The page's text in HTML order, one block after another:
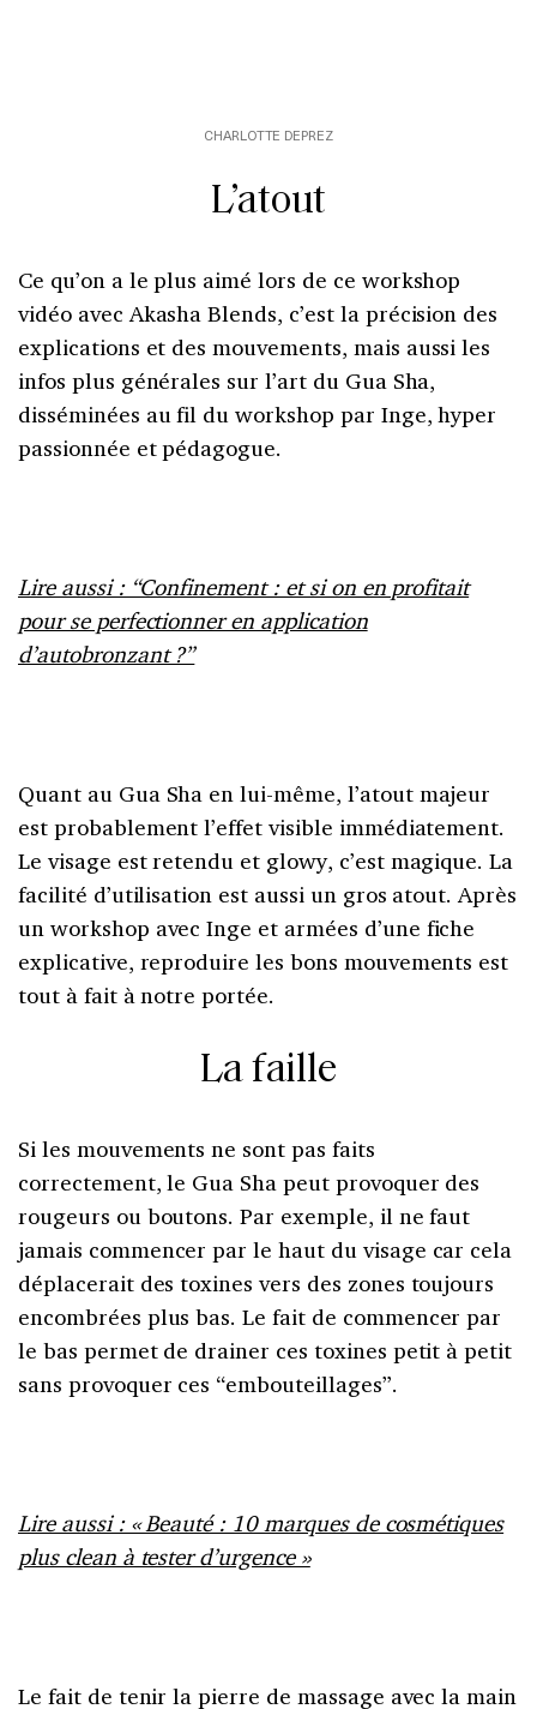
CHARLOTTE DEPREZ
L’atout
Ce qu’on a le plus aimé lors de ce workshop
vidéo avec Akasha Blends, c’est la précision des
explications et des mouvements, mais aussi les
infos plus générales sur l’art du Gua Sha,
disséminées au fil du workshop par Inge, hyper
passionnée et pédagogue.
Lire aussi : “Confinement : et si on en profitait
pour se perfectionner en application
d’autobronzant ?”
Quant au Gua Sha en lui-même, l’atout majeur
est probablement l’effet visible immédiatement.
Le visage est retendu et glowy, c’est magique. La
facilité d’utilisation est aussi un gros atout. Après
un workshop avec Inge et armées d’une fiche
explicative, reproduire les bons mouvements est
tout à fait à notre portée.
La faille
Si les mouvements ne sont pas faits
correctement, le Gua Sha peut provoquer des
rougeurs ou boutons. Par exemple, il ne faut
jamais commencer par le haut du visage car cela
déplacerait des toxines vers des zones toujours
encombrées plus bas. Le fait de commencer par
le bas permet de drainer ces toxines petit à petit
sans provoquer ces “embouteillages”.
Lire aussi : « Beauté : 10 marques de cosmétiques
plus clean à tester d’urgence »
Le fait de tenir la pierre de massage avec la main